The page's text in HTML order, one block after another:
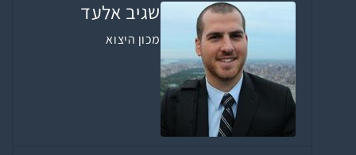
שגיב אלעד
מכון היצוא